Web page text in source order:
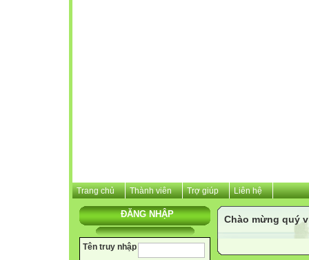
Trang chủ Thành viên Trợ giúp Liên hệ
ĐĂNG NHẬP
Tên truy nhập
Chào mừng quý